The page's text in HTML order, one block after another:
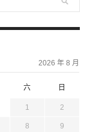
2026 年 8 月
六 日
1 2
8 9